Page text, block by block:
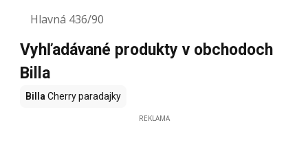
Hlavná 436/90
Vyhľadávané produkty v obchodoch
Billa
Billa Cherry paradajky
REKLAMA